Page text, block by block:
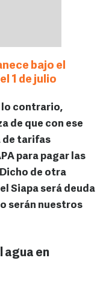
bajo el
1 de julio
lo contrario,
de que con ese
de tarifas
para pagar las
de otra
Siapa será deuda
serán nuestros
agua en